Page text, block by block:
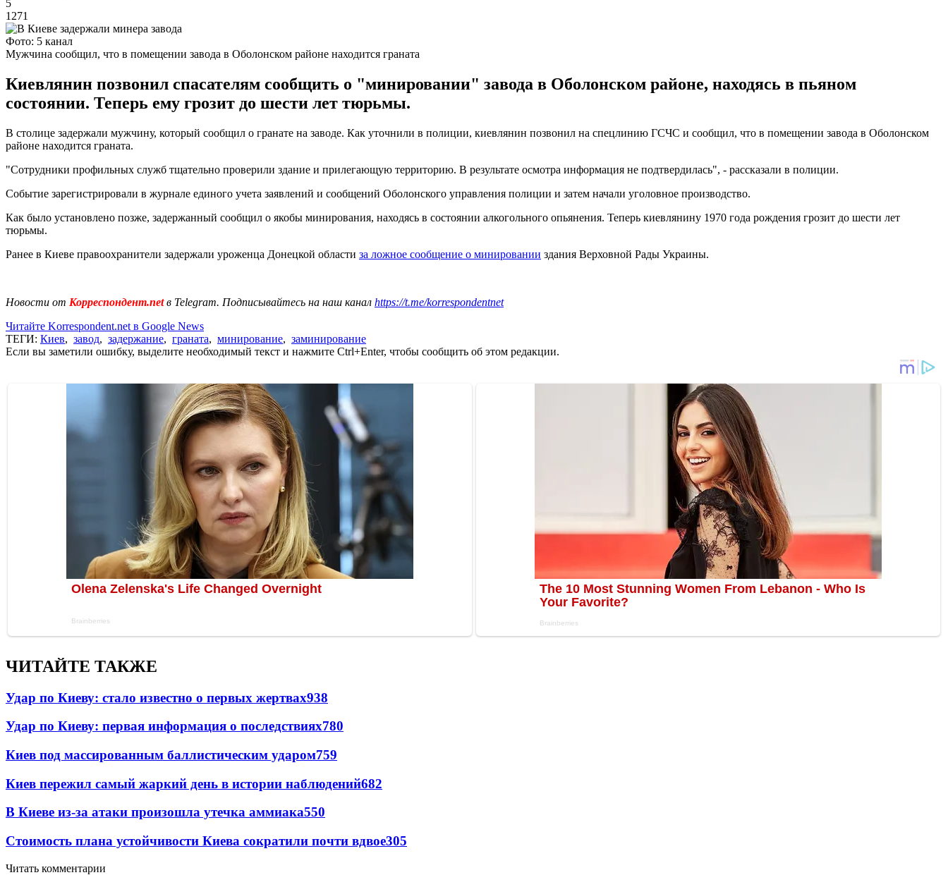
5
1271
Фото: 5 канал
Мужчина сообщил, что в помещении завода в Оболонском районе находится граната
Киевлянин позвонил спасателям сообщить о "минировании" завода в Оболонском районе, находясь в пьяном
состоянии. Теперь ему грозит до шести лет тюрьмы.
В столице задержали мужчину, который сообщил о гранате на заводе. Как уточнили в полиции, киевлянин позвонил на спецлинию ГСЧС и сообщил, что в помещении завода в Оболонском
районе находится граната.
"Сотрудники профильных служб тщательно проверили здание и прилегающую территорию. В результате осмотра информация не подтвердилась", - рассказали в полиции.
Событие зарегистрировали в журнале единого учета заявлений и сообщений Оболонского управления полиции и затем начали уголовное производство.
Как было установлено позже, задержанный сообщил о якобы минирования, находясь в состоянии алкогольного опьянения. Теперь киевлянину 1970 года рождения грозит до шести лет
тюрьмы.
Ранее в Киеве правоохранители задержали уроженца Донецкой области за ложное сообщение о минировании здания Верховной Рады Украины.
Новости от Корреспондент.netв Telegram. Подписывайтесь на наш канал https://t.me/korrespondentnet
Читайте Korrespondent.net в Google News
ТЕГИ: Киев, завод, задержание, граната, минирование, заминирование
Если вы заметили ошибку, выделите необходимый текст и нажмите Ctrl+Enter, чтобы сообщить об этом редакции.
ЧИТАЙТЕ ТАКЖЕ
Удар по Киеву: стало известно о первых жертвах938
Удар по Киеву: первая информация о последствиях780
Киев под массированным баллистическим ударом759
Киев пережил самый жаркий день в истории наблюдений682
В Киеве из-за атаки произошла утечка аммиака550
Стоимость плана устойчивости Киева сократили почти вдвое305
Читать комментарии